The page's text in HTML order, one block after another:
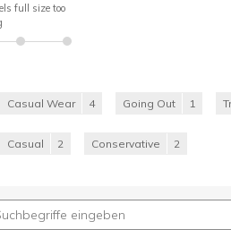
full size too
Casual Wear 4 Going Out 1
Casual 2 Conservative 2